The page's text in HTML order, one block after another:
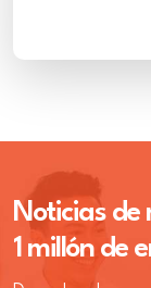
Noticias de
1 millón de